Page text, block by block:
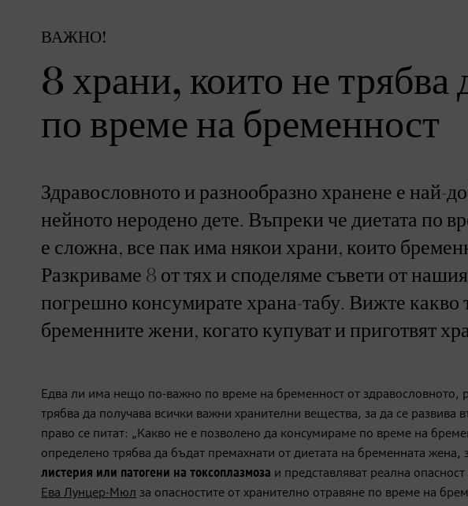
ВАЖНО!
8 храни, които не трябва
по време на бременност
Здравословното и разнообразно хранене е най-
нейното неродено дете. Въпреки че диетата по
е сложна, все пак има някои храни, които
Разкриваме 8 от тях и споделяме съвети от
погрешно консумирате храна-табу. Вижте какво
бременните жени, когато купуват и приготвят
Едва ли има нещо по-важно по време на бременност от здравословното,
трябва да получава всички важни хранителни вещества, за да се
право се питат: „Какво не е позволено да консумираме по време на
определено трябва да бъдат премахнати от диетата на бременната жена,
листерия или патогени на токсоплазмоза и представляват реална
Ева Лунцер-Мюл за опасностите от хранително отравяне по време на